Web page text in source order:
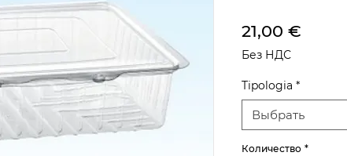
21,00 €
Без НДС
Tipologia *
Выбрать
Количество *